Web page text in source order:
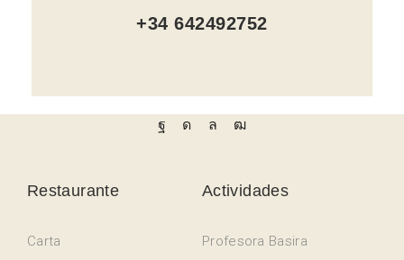
+34 642492752
Restaurante
Carta
Actividades
Profesora Basira